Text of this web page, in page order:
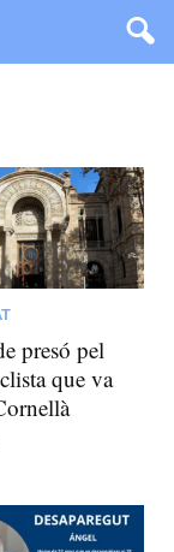
presó pel
que va